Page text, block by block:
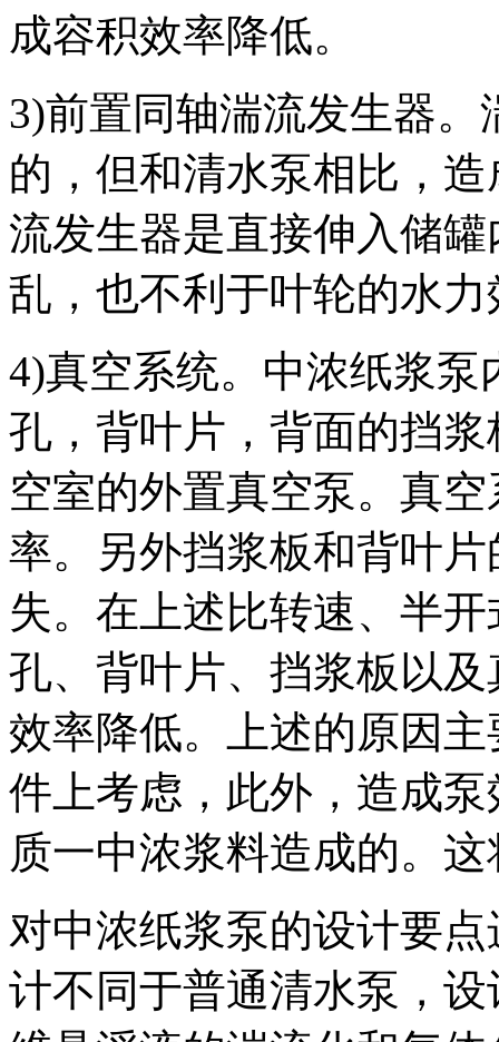
成容积效率降低。
3)前置同轴湍流发生器
的，但和清水泵相比，
流发生器是直接伸入储
乱，也不利于叶轮的水力
4)真空系统。中浓纸浆
孔，背叶片，背面的挡
空室的外置真空泵。真
率。另外挡浆板和背叶
失。在上述比转速、半
孔、背叶片、挡浆板以
效率降低。上述的原因
件上考虑，此外，造成
质一中浓浆料造成的。
对中浓纸浆泵的设计要
计不同于普通清水泵，